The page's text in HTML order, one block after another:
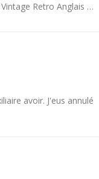
Retro Anglais …
avoir. J'eus annulé